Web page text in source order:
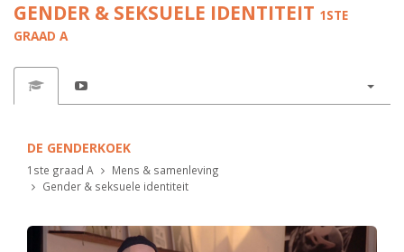
GENDER & SEKSUELE IDENTITEIT 1STE
GRAAD A
DE GENDERKOEK
1ste graad A
Mens & samenleving
Gender & seksuele identiteit